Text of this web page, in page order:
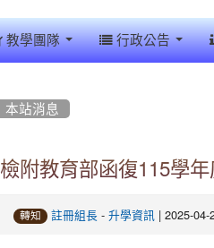
教學團隊 行政公告
本站消息
檢附教育部函復115學
轉知 註冊組長- 升學資訊| 2025-04-